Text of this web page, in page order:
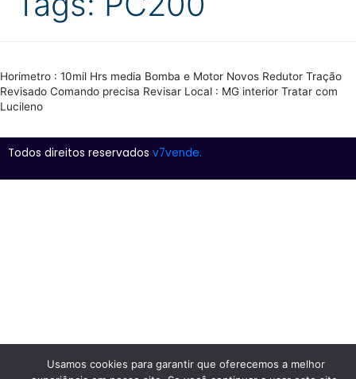
Horimetro : 10mil Hrs media Bomba e Motor Novos Redutor Tração
Revisado Comando precisa Revisar Local : MG interior Tratar com
Lucileno
Todos direitos reservados v7vende.
Usamos cookies para garantir que oferecemos a melhor